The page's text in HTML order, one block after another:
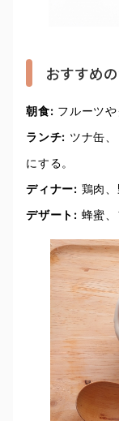
おすすめ
朝食: フルーツ
ランチ: ツナ缶
にする。
ディナー: 鶏肉
デザート: 蜂蜜